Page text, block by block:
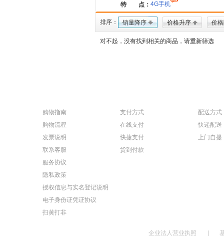
特 点： 4G手机
排序： 销量降序 价格升序 价
对不起，没有找到相关的商品，请重新筛选
购物指南
购物流程
发票说明
联系客服
服务协议
隐私政策
授权信息与实名登记说明
电子身份证凭证协议
扫黄打非
支付方式
在线支付
快捷支付
货到付款
配送方式
快递配送
上门自提
企业法人营业执照